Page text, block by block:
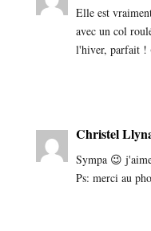
Elle est
avec un col
l'hiver, parfait !
Christel
Sympa 😉
Ps: merci au